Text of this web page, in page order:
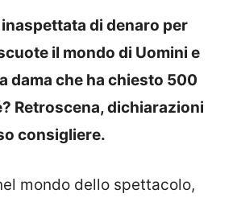
di denaro per
il mondo di Uomini e
dama che ha chiesto 500
Retroscena, dichiarazioni
consigliere.
mondo dello spettacolo,